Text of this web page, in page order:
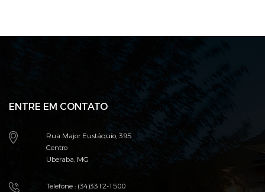
ENTRE EM CONTATO
Rua Major Eustáquio, 395
Centro
Uberaba, MG
Telefone : (34)3312-1500